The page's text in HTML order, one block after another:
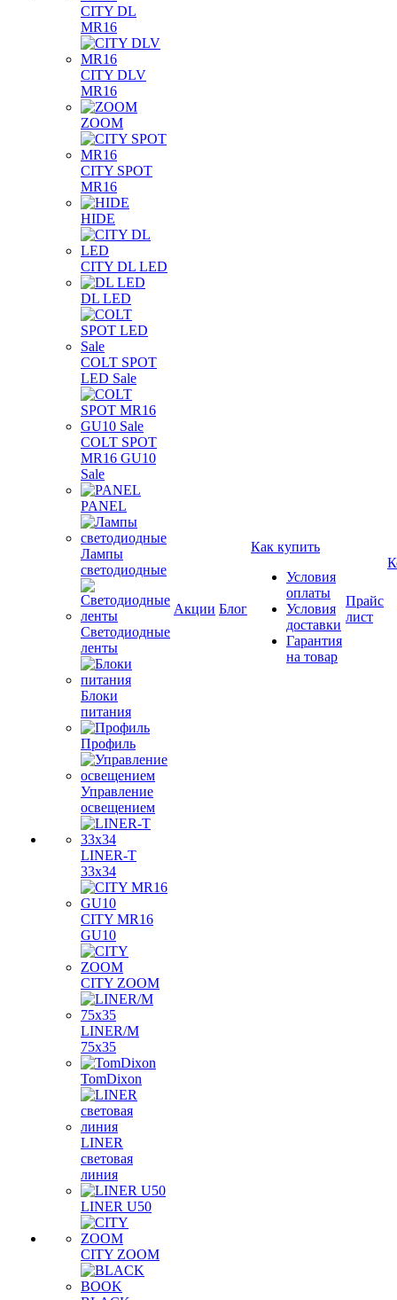
CITY DL
MR16
CITY DLV
MR16
ZOOM
CITY SPOT
MR16
HIDE
CITY DL LED
DL LED
COLT SPOT
LED Sale
COLT SPOT
MR16 GU10
Sale
PANEL
Лампы
светодиодные
Светодиодные
ленты
Блоки
питания
Профиль
Управление
освещением
LINER-T
33x34
CITY MR16
GU10
CITY ZOOM
LINER/M
75х35
TomDixon
LINER
световая
линия
LINER U50
CITY ZOOM
Акции Блог
Как купить
Условия
оплаты
Условия
доставки
Гарантия
на товар
Прайс
лист